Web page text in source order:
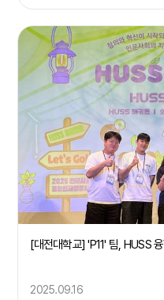
[대전대학교] 'P11' 팀, HUSS
2025.09.16